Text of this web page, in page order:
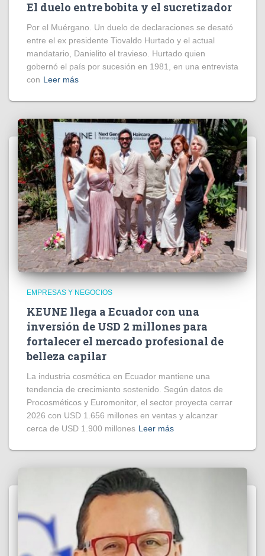
El duelo entre bobita y el sucretizador
Por el Muérgano. Un duelo de declaraciones se desató
entre el ex presidente Tiovaldo Hurtado y el actual
mandatario, Danielito el travieso. Hurtado quien
gobernó el país por sucesión en 1981, en una entrevista
con Leer más
EMPRESAS Y NEGOCIOS
KEUNE llega a Ecuador con una
inversión de USD 2 millones para
fortalecer el mercado profesional de
belleza capilar
La industria cosmética en Ecuador mantiene una
tendencia de crecimiento sostenido. Según datos de
Procosméticos y Euromonitor, el sector proyecta cerrar
2026 con USD 1.656 millones en ventas y alcanzar
cerca de USD 1.900 millones Leer más